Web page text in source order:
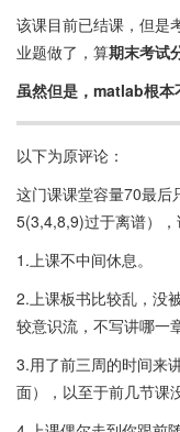
该课目前已结课，但是
业题做了，算期末考试
虽然但是，matlab根本
以下为原评论：
这门课课堂容量70最后
5(3,4,8,9)过于离谱），
1.上课不中间休息。
2.上课板书比较乱，没
较意识流，不写讲哪一
3.用了前三周的时间来
面），以至于前几节课